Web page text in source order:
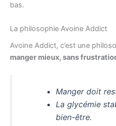
bas.
La philosophie Avoine Addict
Avoine Addict, c’est une
manger mieux, sans
Manger doit
La glycémie
bien-être.